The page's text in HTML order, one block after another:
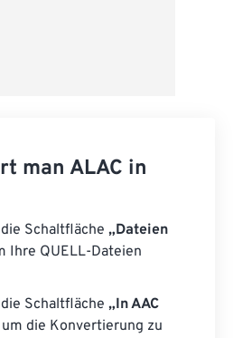
man ALAC in
Schaltfläche „Dateien
Ihre QUELL-Dateien
Schaltfläche „In AAC
um die Konvertierung zu